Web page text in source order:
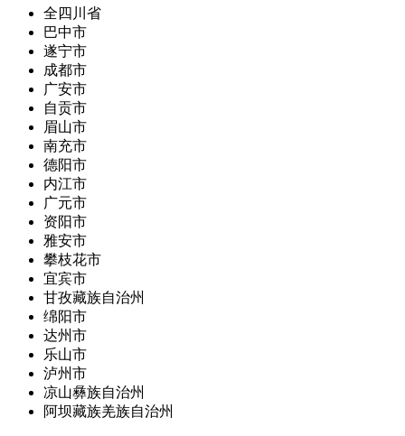
全四川省
巴中市
遂宁市
成都市
广安市
自贡市
眉山市
南充市
德阳市
内江市
广元市
资阳市
雅安市
攀枝花市
宜宾市
甘孜藏族自治州
绵阳市
达州市
乐山市
泸州市
凉山彝族自治州
阿坝藏族羌族自治州